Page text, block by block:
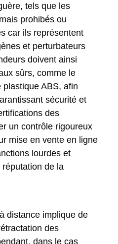
tels que les
prohibés ou
car ils représentent
et perturbateurs
doivent ainsi
sûrs, comme le
ABS, afin
sécurité et
des
un contrôle rigoureux
mise en vente en ligne
lourdes et
de la
distance implique de
des
dans le cas